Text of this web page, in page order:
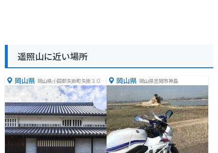
遥照山に近い場所
岡山県 岡山県小田郡矢掛町矢掛３０７
岡山県 岡山県笠岡市神島